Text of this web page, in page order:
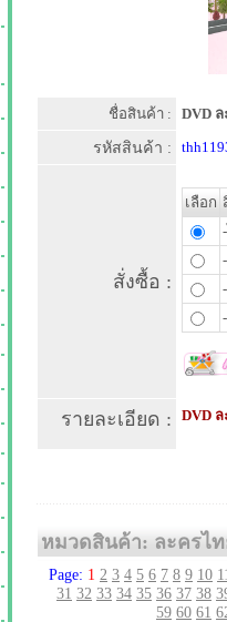
ชื่อสินค้า : DVD
รหัสสินค้า :
สั่งซื้อ :
เลือก
รายละเอียด : DVD
หมวดสินค้า: ละครไท
Page: 1 2 3 4 5 6 7 8 9 10
31 32 33 34 35 36 37 38
59 60 61